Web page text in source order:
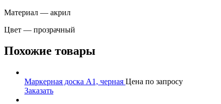
А4
Материал — акрил
Цвет — прозрачный
Похожие товары
Маркерная доска А1, черная Цена по запросу
Заказать